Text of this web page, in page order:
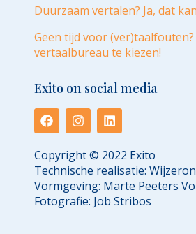
Duurzaam vertalen? Ja, dat
Geen tijd voor
vertaalbureau te kiezen!
Exito on social media
Copyright © 2022 Exito
Technische realisatie:
Vormgeving: Marte Peeters
Fotografie: Job Stribos